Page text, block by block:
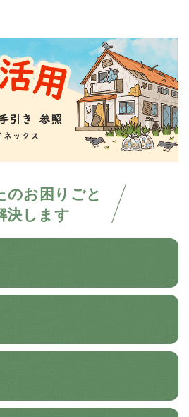
のお困りごと
決します